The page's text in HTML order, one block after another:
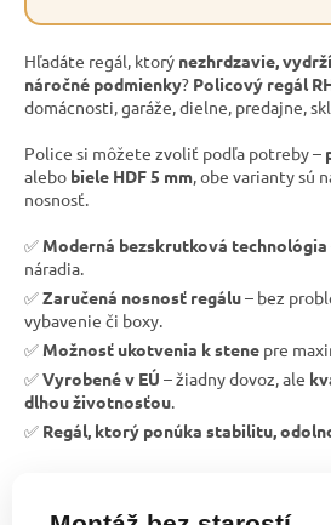
Hľadáte regál, ktorý nezhrdzavie,
náročné podmienky? Policový regál
domácnosti, garáže, dielne, predajne,
Police si môžete zvoliť podľa potreby –
alebo biele HDF 5 mm , obe varianty sú
nosnosť.
✅ Moderná bezskrutková technológia
náradia.
✅Zaručená nosnosť regálu– bez
vybavenie či boxy.
✅ Možnosť ukotvenia k stene pre
✅Vyrobené v EÚ – žiadny dovoz, ale
dlhou životnosťou
✅ Regál, ktorý ponúka stabilitu,